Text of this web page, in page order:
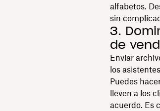
alfabetos.
sin
3.
de
Enviar
los
Puedes
lleven a los
acuerdo. Es